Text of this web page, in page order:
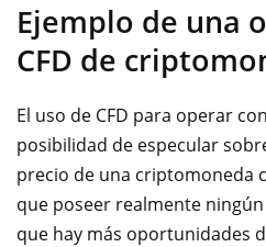
Ejemplo de una
CFD de
El uso de CFD para operar
posibilidad de especular
precio de una criptomoneda
que poseer realmente
que hay más oportunidades